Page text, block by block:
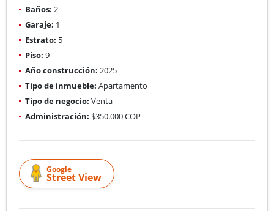
Baños: 2
Garaje: 1
Estrato: 5
Piso: 9
Año construcción: 2025
Tipo de inmueble: Apartamento
Tipo de negocio: Venta
Administración: $350.000 COP
Google
Street View